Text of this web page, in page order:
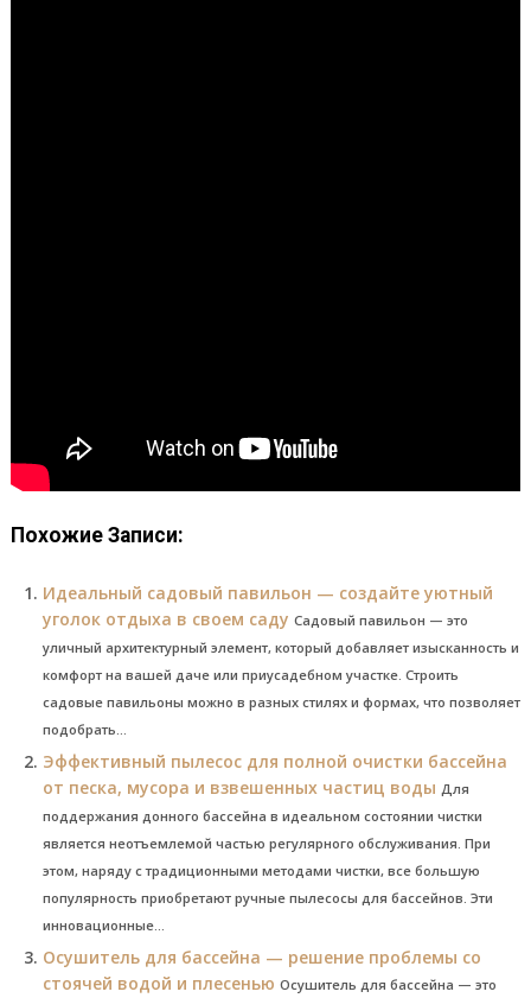
Похожие Записи:
Идеальный садовый павильон — создайте уютный
уголок отдыха в своем саду Садовый павильон — это
уличный архитектурный элемент, который добавляет изысканность и
комфорт на вашей даче или приусадебном участке. Строить
садовые павильоны можно в разных стилях и формах, что позволяет
подобрать...
Эффективный пылесос для полной очистки бассейна
от песка, мусора и взвешенных частиц воды Для
поддержания донного бассейна в идеальном состоянии чистки
является неотъемлемой частью регулярного обслуживания. При
этом, наряду с традиционными методами чистки, все большую
популярность приобретают ручные пылесосы для бассейнов. Эти
инновационные...
Осушитель для бассейна — решение проблемы со
стоячей водой и плесенью Осушитель для бассейна — это